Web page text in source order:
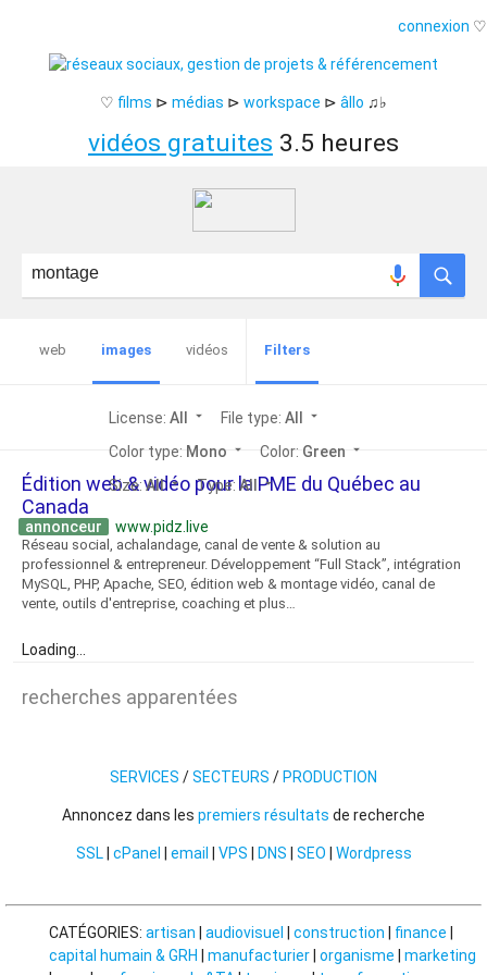
connexion ♡
♡ films ⊳ médias ⊳ workspace ⊳ âllo ♫♭
vidéos gratuites 3.5 heures
web images vidéos Filters
License: All arrow_drop_down File type: All arrow_drop_down
Color type: Mono arrow_drop_down Color: Green arrow_drop_down
Size:All arrow_drop_down Type: All arrow_drop_down
Édition web & vidéo pour la PME du Québec au
Canada
annonceur www.pidz.live
Réseau social, achalandage, canal de vente & solution au
professionnel & entrepreneur. Développement “Full Stack”, intégration
MySQL, PHP, Apache, SEO, édition web & montage vidéo, canal de
vente, outils d'entreprise, coaching et plus…
Loading...
recherches apparentées
SERVICES /SECTEURS / PRODUCTION
Annoncez dans les premiers résultats de recherche
SSL| cPanel email VPS DNS SEO Wordpress
CATÉGORIES: artisan audiovisuel construction finance
capital humain & GRH
manufacturier organisme
marketing